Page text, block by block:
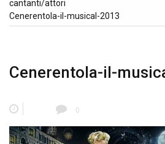
cantanti/attori
Cenerentola-il-musical-2013
Cenerentola-il-
0